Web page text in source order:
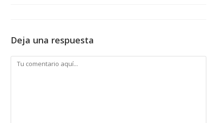
Deja una respuesta
Comentario